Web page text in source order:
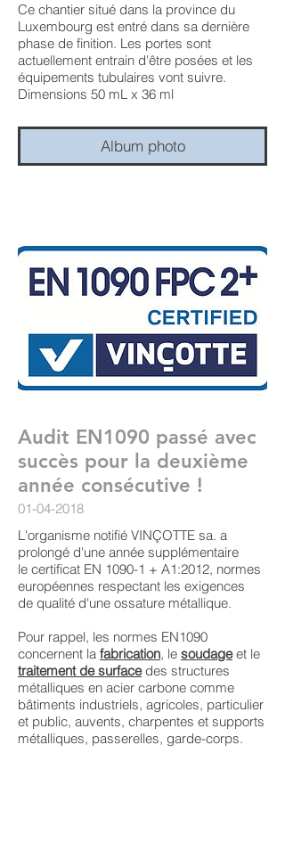
Ce chantier situé dans la province du
Luxembourg est entré dans sa dernière
phase de finition. Les portes sont
actuellement entrain d'être posées et les
équipements tubulaires vont suivre.
Dimensions 50 mL x 36 ml
Album photo
Audit EN1090 passé avec
succès pour la deuxième
année consécutive !
01-04-2018
L'organisme notifié VINÇOTTE sa. a
prolongé d'une année supplémentaire
le certificat EN 1090-1 + A1:2012, normes
européennes respectant les exigences
de qualité d'une ossature métallique.
Pour rappel, les normes EN1090
concernent la fabrication, le soudageet le
traitement de surfacedes structures
métalliques en acier carbone comme
bâtiments industriels, agricoles, particulier
et public, auvents, charpentes et supports
métalliques, passerelles, garde-corps.